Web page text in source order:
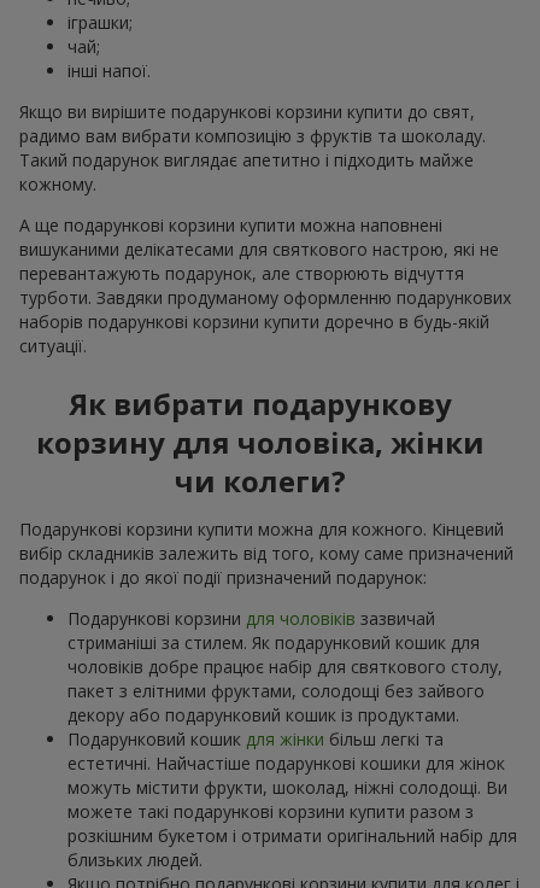
іграшки;
чай;
інші напої.
Якщо ви вирішите подарункові корзини купити до свят,
радимо вам вибрати композицію з фруктів та шоколаду.
Такий подарунок виглядає апетитно і підходить майже
кожному.
А ще подарункові корзини купити можна наповнені
вишуканими делікатесами для святкового настрою, які не
перевантажують подарунок, але створюють відчуття
турботи. Завдяки продуманому оформленню подарункових
наборів подарункові корзини купити доречно в будь-якій
ситуації.
Як вибрати подарункову
корзину для чоловіка, жінки
чи колеги?
Подарункові корзини купити можна для кожного. Кінцевий
вибір складників залежить від того, кому саме призначений
подарунок і до якої події призначений подарунок:
Подарункові корзини для чоловіків зазвичай
стриманіші за стилем. Як подарунковий кошик для
чоловіків добре працює набір для святкового столу,
пакет з елітними фруктами, солодощі без зайвого
декору або подарунковий кошик із продуктами.
Подарунковий кошик для жінки більш легкі та
естетичні. Найчастіше подарункові кошики для жінок
можуть містити фрукти, шоколад, ніжні солодощі. Ви
можете такі подарункові корзини купити разом з
розкішним букетом і отримати оригінальний набір для
близьких людей.
Якщо потрібно подарункові корзини купити для колег і